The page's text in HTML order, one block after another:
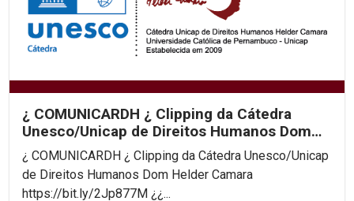
¿ COMUNICARDH ¿ Clipping da Cátedra
Unesco/Unicap de Direitos Humanos Dom
Helder Camara
¿ COMUNICARDH ¿ Clipping da Cátedra Unesco/Unicap
de Direitos Humanos Dom Helder Camara
https://bit.ly/2Jp877M ¿¿...